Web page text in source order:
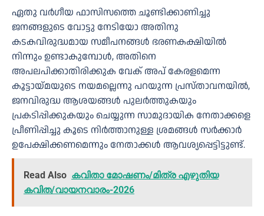
ഏതു വർഗീയ ഫാസിസത്തെ ചൂണ്ടിക്കാണിച്ചു
ജനങ്ങളുടെ വോട്ടു നേടിയോ അതിനു
കടകവിരുദ്ധമായ സമീപനങ്ങൾ ഭരണകക്ഷിയിൽ
നിന്നും ഉണ്ടാകുമ്പോൾ, അതിനെ
അപലപിക്കാതിരിക്കുക വേക് അപ് കേരളമെന്ന
കൂട്ടായ്മയുടെ നയമല്ലെന്നു പറയുന്ന പ്രസ്താവനയിൽ,
ജനവിരുദ്ധ ആശയങ്ങൾ പുലർത്തുകയും
പ്രകടിപ്പിക്കുകയും ചെയ്യുന്ന സാമുദായിക നേതാക്കളെ
പ്രീണിപ്പിച്ചു കൂടെ നിർത്താനുള്ള ശ്രമങ്ങൾ സർക്കാർ
ഉപേക്ഷിക്കണമെന്നും നേതാക്കൾ ആവശ്യപ്പെട്ടിട്ടുണ്ട്.
Read Also കവിതാ മോഷണം/മിത്ര എഴുതിയ
കവിത/വായനവാരം-2026